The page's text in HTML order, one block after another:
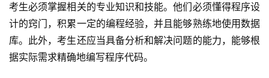
考生必须掌握相关的专业知识和技能。他们必须懂得程序设
计的窍门，积累一定的编程经验，并且能够熟练地使用数据
库。此外，考生还应当具备分析和解决问题的能力，能够根
据实际需求精确地编写程序代码。